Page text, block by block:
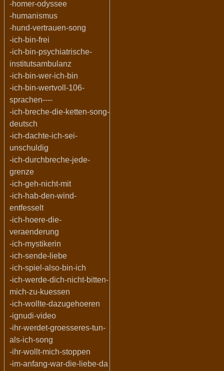
-homer-odyssee
-humanismus
-hund-vertrauen-song
-ich-bin-frei
-ich-bin-psychiatrische-
institutsambulanz
-ich-bin-wer-ich-bin
-ich-bin-wertvoll-106-
sprachen----
-ich-breche-die-ketten-song-
deutsch
-ich-dachte-ich-sei-
unschuldig
-ich-durchbreche-jede-
grenze
-ich-geh-nicht-mit
-ich-hab-den-wind-
entfesselt
-ich-hoere-die-
veraenderung
-ich-mystikerin
-ich-sende-liebe
-ich-spiel-also-bin-ich
-ich-werde-dich-nicht-bitten-
mich-zu-kuessen
-ich-wollte-dazugehoeren
-ignudi-video
-ihr-werdet-groesseres-tun-
als-ich-song
-ihr-wollt-mich-stoppen
-im-anfang-war-die-liebe-da